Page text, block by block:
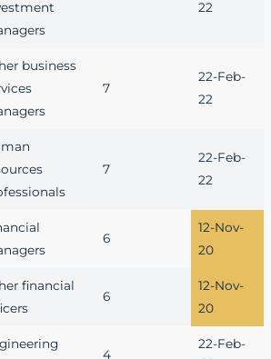
22
business
7
22-Feb-
22
7
22-Feb-
22
6
12-Nov-
20
financial
6
12-Nov-
20
4
22-Feb-